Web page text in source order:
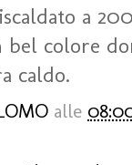
a
bel colore
caldo.
alle